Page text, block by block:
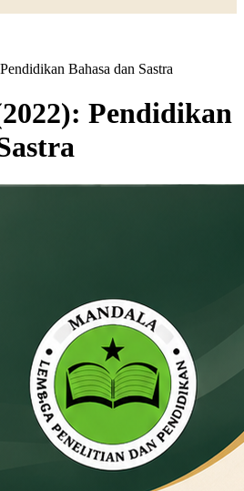
Bahasa dan Sastra
Pendidikan